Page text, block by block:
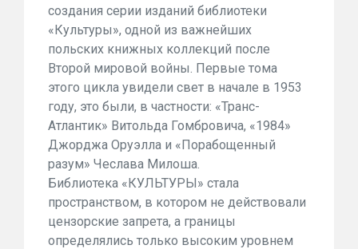
создания серии изданий библиотеки
«Культуры», одной из важнейших
польских книжных коллекций после
Второй мировой войны. Первые тома
этого цикла увидели свет в начале в 1953
году, это были, в частности: «Транс-
Атлантик» Витольда Гомбровича, «1984»
Джорджа Оруэлла и «Порабощенный
разум» Чеслава Милоша.
Библиотека «КУЛЬТУРЫ» стала
пространством, в котором не действовали
цензорские запрета, а границы
определялись только высоким уровнем